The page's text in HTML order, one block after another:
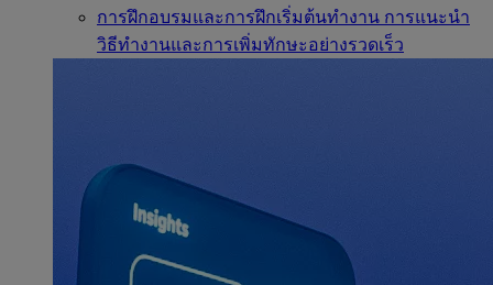
การฝึกอบรมและการฝึกเริ่มต้นทำงาน การแนะนำ
วิธีทำงานและการเพิ่มทักษะอย่างรวดเร็ว